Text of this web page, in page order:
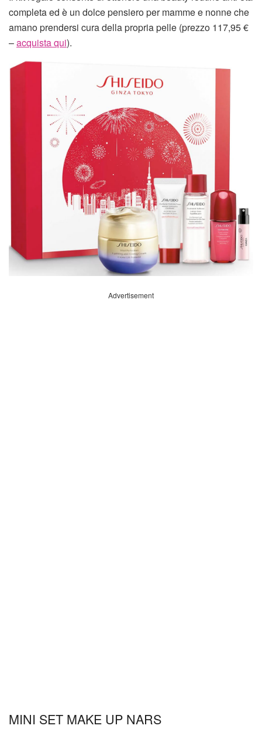
completa ed è un dolce pensiero per mamme e nonne che
amano prendersi cura della propria pelle (prezzo 117,95 €
–acquista qui).
Advertisement
MINI SET MAKE UP NARS